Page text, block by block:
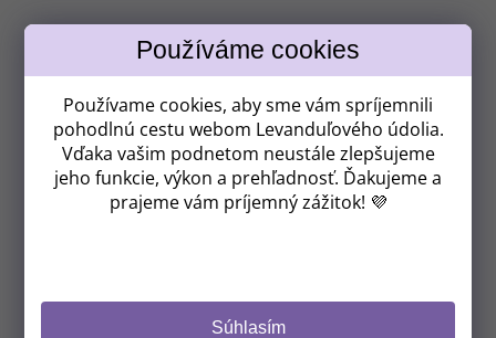
Používame cookies, aby sme vám spríjemnili
pohodlnú cestu webom Levanduľového údolia.
Vďaka vašim podnetom neustále zlepšujeme
jeho funkcie, výkon a prehľadnosť. Ďakujeme a
prajeme vám príjemný zážitok! 💜
Súhlasím
Získavate
ZĽAVU 8 €!
Kam vám máme poslať zľavový kód?
CHCEM ZĽAVU 8 €